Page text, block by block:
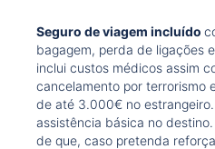
Seguro de viagem incluído
bagagem, perda de ligações
inclui custos médicos assim
cancelamento por terrorismo
de até 3.000€ no
assistência básica no
de que, caso pretenda